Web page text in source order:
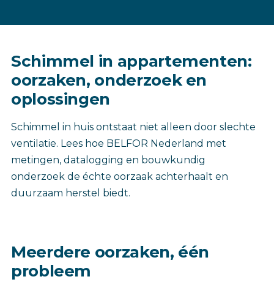
‎Schimmel in appartementen:
oorzaken, onderzoek en
oplossingen
Schimmel in huis ontstaat niet alleen door slechte
ventilatie. Lees hoe BELFOR Nederland met
metingen, datalogging en bouwkundig
onderzoek de échte oorzaak achterhaalt en
duurzaam herstel biedt.‎
Meerdere oorzaken, één
probleem